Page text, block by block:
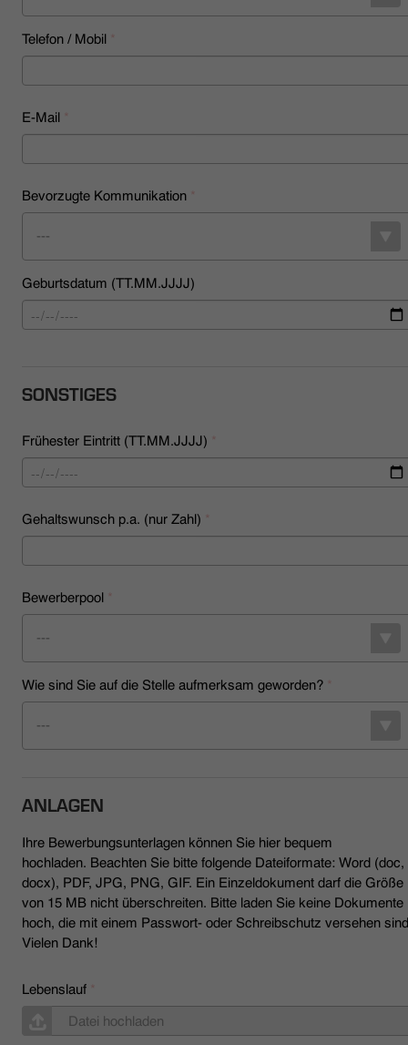
Telefon / Mobil *
E-Mail *
Bevorzugte Kommunikation *
---
Geburtsdatum (TT.MM.JJJJ)
SONSTIGES
Frühester Eintritt (TT.MM.JJJJ) *
Gehaltswunsch p.a. (nur Zahl) *
Bewerberpool *
---
Wie sind Sie auf die Stelle aufmerksam geworden? *
---
ANLAGEN
Ihre Bewerbungsunterlagen können Sie hier bequem
hochladen. Beachten Sie bitte folgende Dateiformate: Word (doc,
docx), PDF, JPG, PNG, GIF. Ein Einzeldokument darf die Größe
von 15 MB nicht überschreiten. Bitte laden Sie keine Dokumente
hoch, die mit einem Passwort- oder Schreibschutz versehen
Vielen Dank!
Lebenslauf *
Datei hochladen